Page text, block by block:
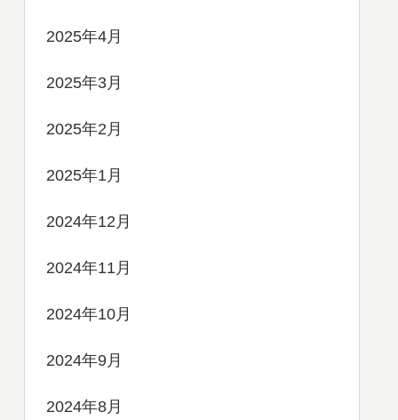
2025年4月
2025年3月
2025年2月
2025年1月
2024年12月
2024年11月
2024年10月
2024年9月
2024年8月